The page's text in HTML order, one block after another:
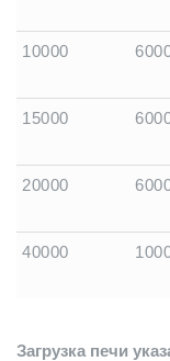
10000
15000
20000
40000
Загрузка печи